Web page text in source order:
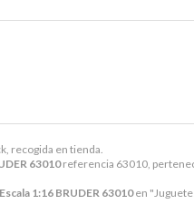
recogida en tienda.
63010referencia 63010,
1:16 BRUDER 63010en